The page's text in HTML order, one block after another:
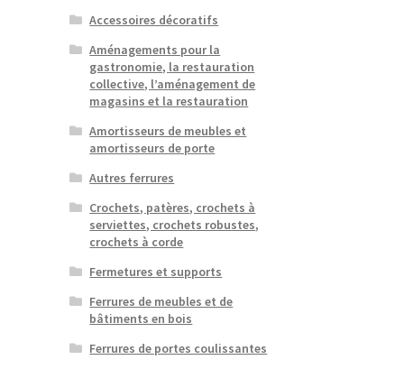
Accessoires décoratifs
Aménagements pour la
gastronomie, la restauration
collective, l’aménagement de
magasins et la restauration
Amortisseurs de meubles et
amortisseurs de porte
Autres ferrures
Crochets, patères, crochets à
serviettes, crochets robustes,
crochets à corde
Fermetures et supports
Ferrures de meubles et de
bâtiments en bois
Ferrures de portes coulissantes